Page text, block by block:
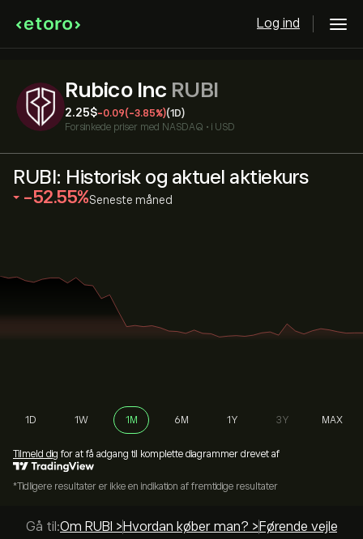
Log ind
Rubico Inc RUBI
2.25‎$‎-0.09(-3.85%)(1D)
Forsinkede priser med NASDAQ • i USD
RUBI: Historisk og aktuel aktiekurs
‎-52.55‎ Seneste måned
1D 1W 1M 6M 1Y 3Y MAX
Tilmeld dig for at få adgang til komplette diagrammer drevet af
*Tidligere resultater er ikke en indikation af fremtidige resultater
Gå til:Om RUBI > Hvordan køber man? > Førende